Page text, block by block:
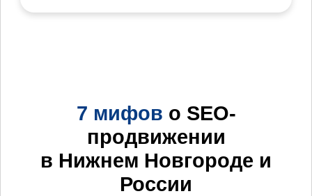
7 мифов о SEO-
продвижении
в Нижнем Новгороде и
России